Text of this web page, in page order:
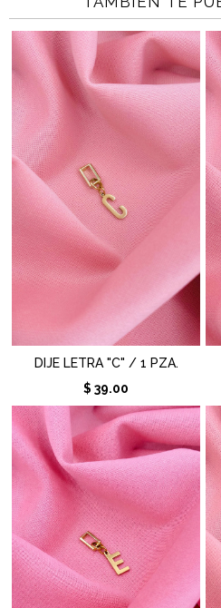
DIJE LETRA "C" / 1 PZA.
$ 39.00